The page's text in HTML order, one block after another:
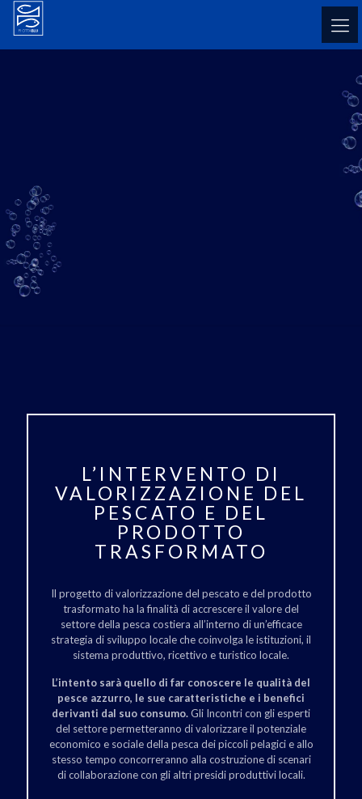
L’INTERVENTO DI
VALORIZZAZIONE DEL
PESCATO E DEL
PRODOTTO
TRASFORMATO
Il progetto di valorizzazione del pescato e del prodotto
trasformato ha la finalità di accrescere il valore del
settore della pesca costiera all’interno di un’efficace
strategia di sviluppo locale che coinvolga le istituzioni, il
sistema produttivo, ricettivo e turistico locale.
L’intento sarà quello di far conoscere le qualità del
pesce azzurro, le sue caratteristiche e i benefici
derivanti dal suo consumo.Gli Incontri con gli esperti
del settore permetteranno di valorizzare il potenziale
economico e sociale della pesca dei piccoli pelagici e allo
stesso tempo concorreranno alla costruzione di scenari
di collaborazione con gli altri presidi produttivi locali.